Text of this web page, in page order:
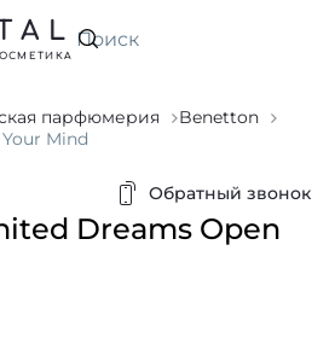
Искать
парфюмерия
Benetton
Mind
Обратный звонок
Dreams Open